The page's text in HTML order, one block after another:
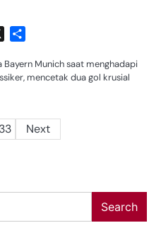
Munich saat menghadapi
mencetak dua gol krusial
33 Next
Search